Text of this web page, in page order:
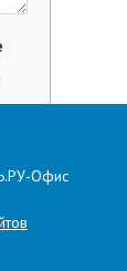
Офис